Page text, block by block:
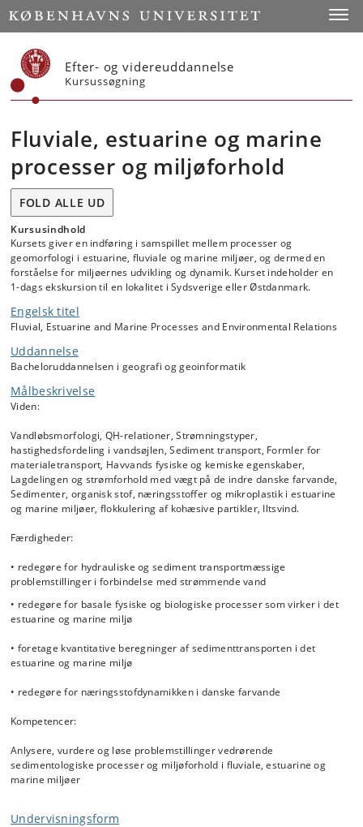
Start
Efter- og videreuddannelse
Kursussøgning
Fluviale, estuarine og marine
processer og miljøforhold
FOLD ALLE UD
Kursusindhold
Kursets giver en indføring i samspillet mellem processer og
geomorfologi i estuarine, fluviale og marine miljøer, og dermed en
forståelse for miljøernes udvikling og dynamik. Kurset indeholder en
1-dags ekskursion til en lokalitet i Sydsverige eller Østdanmark.
Engelsk titel
Fluvial, Estuarine and Marine Processes and Environmental Relations
Uddannelse
Bacheloruddannelsen i geografi og geoinformatik
Målbeskrivelse
Viden:
Vandløbsmorfologi, QH-relationer, Strømningstyper,
hastighedsfordeling i vandsøjlen, Sediment transport, Formler for
materialetransport, Havvands fysiske og kemiske egenskaber,
Lagdelingen og strømforhold med vægt på de indre danske farvande,
Sedimenter, organisk stof, næringsstoffer og mikroplastik i estuarine
og marine miljøer, flokkulering af kohæsive partikler, Iltsvind.
Færdigheder:
• redegøre for hydrauliske og sediment transportmæssige
problemstillinger i forbindelse med strømmende vand
• redegøre for basale fysiske og biologiske processer som virker i det
estuarine og marine miljø
• foretage kvantitative beregninger af sedimenttransporten i det
estuarine og marine miljø
• redegøre for næringsstofdynamikken i danske farvande
Kompetencer:
Anlysere, vurdere og løse problemstillinger vedrørende
sedimentologiske processer og miljøforhold i fluviale, estuarine og
marine miljøer
Undervisningsform